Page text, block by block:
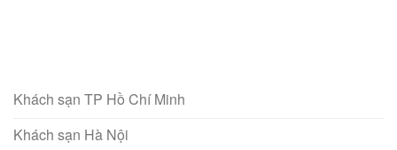
Khách sạn TP Hồ Chí Minh
Khách sạn Hà Nội